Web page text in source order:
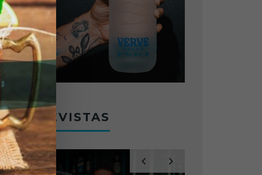
ENTREVISTAS